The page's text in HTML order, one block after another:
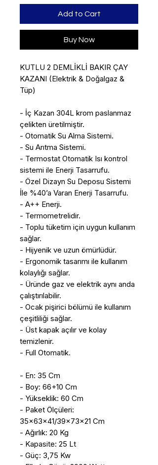
Add to Cart
Buy Now
KUTLU 2 DEMLİKLİ BAKIR ÇAY
KAZANI (Elektrik & Doğalgaz &
Tüp)
- İç Kazan 304L krom paslanmaz
çelikten üretilmiştir.
- Otomatik Su Alma Sistemi.
- Su Arıtma Sistemi.
- Termostat Otomatik Isı kontrol
sistemi ile Enerji Tasarrufu.
- Özel Dizayn Su Deposu Sistemi
İle %40’a Varan Enerji Tasarrufu.
- A++ Enerji.
- Termometrelidir.
- Toplu tüketim için uygun kullanım
sağlar.
- Hijyenik ve uzun ömürlüdür.
- Ergonomik tasarımı ile kullanım
kolaylığı sağlar.
- Üründe gaz ve elektrik aynı anda
çalıştırılabilir.
- Ocak pişirici bölümü ile kullanım
çeşitliliği sağlar.
- Üst kapak açılır ve kolay
temizlenir.
- Full Otomatik.
- En: 35 Cm
- Boy: 66+10 Cm
- Yükseklik: 60 Cm
- Paket Ölçüleri:
35x63x41/39x73x21 Cm
- Ağırlık: 20 Kg
- Kapasite: 25 Lt
- Güç: 3,75 Kw